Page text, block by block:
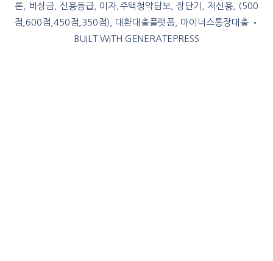
론, 비상금, 신용등급, 이자,주택청약담보, 장단기, 저신용, (500
점,600점,450점,350점), 대환대출플랫폼, 마이너스통장대출 •
BUILT WITH GENERATEPRESS